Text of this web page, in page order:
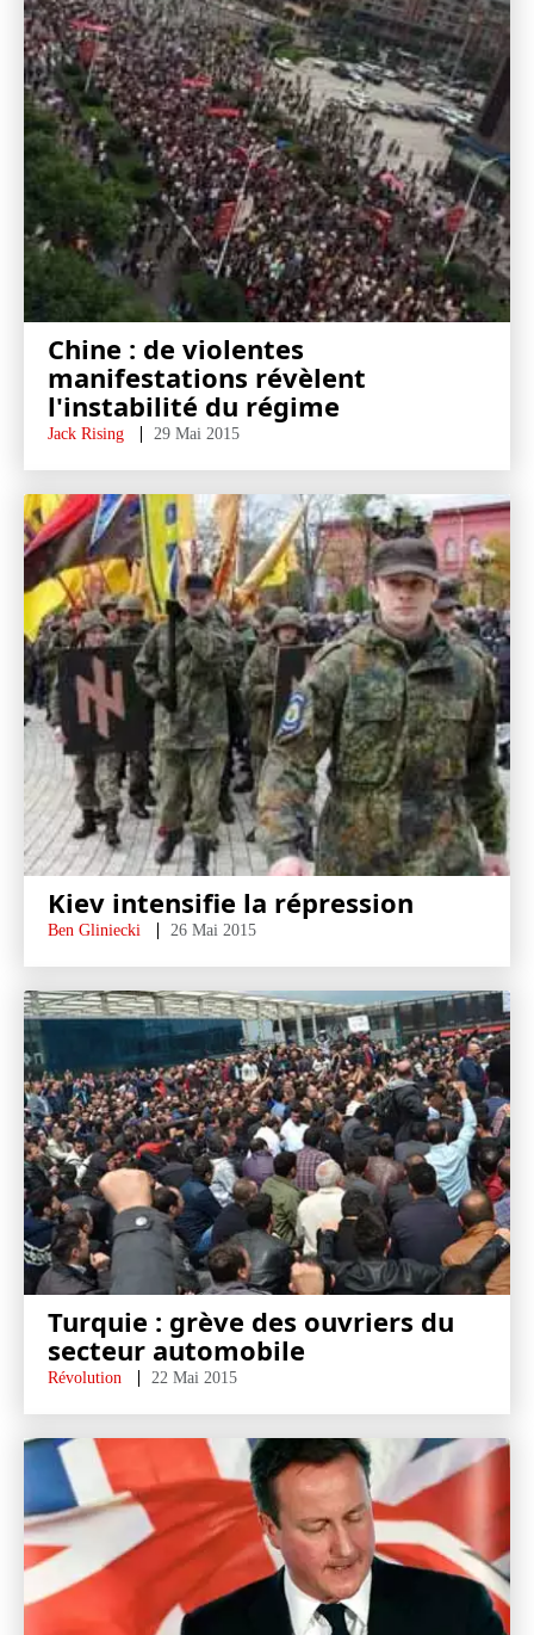
Chine : de violentes
manifestations révèlent
l'instabilité du régime
Jack Rising 29 Mai 2015
Kiev intensifie la répression
Ben Gliniecki 26 Mai 2015
Turquie : grève des ouvriers du
secteur automobile
Révolution 22 Mai 2015